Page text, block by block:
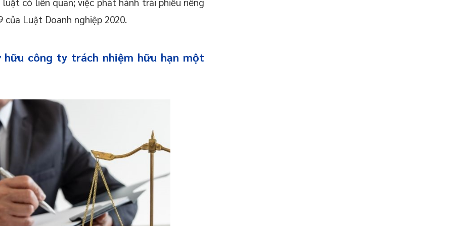
Luật Doanh nghiệp 2020.
công ty trách nhiệm hữu hạn một